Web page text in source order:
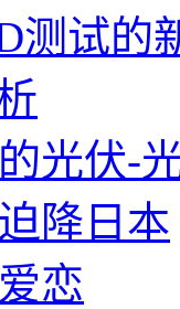
测试的
光伏-
降日本
恋